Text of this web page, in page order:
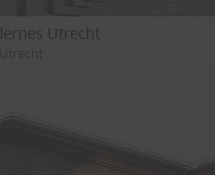
Utrecht
Utrecht